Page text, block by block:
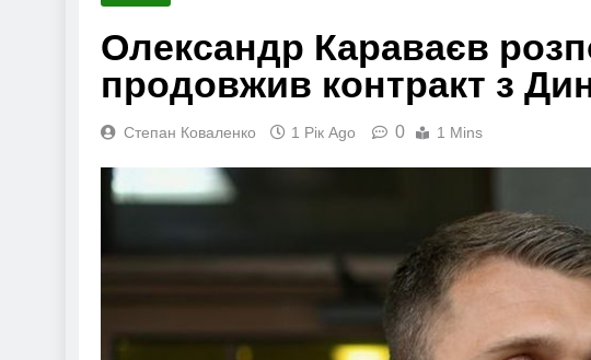
Олександр Караваєв
продовжив контракт з
Степан Коваленко 1 Рік Ago 0 1 Mins